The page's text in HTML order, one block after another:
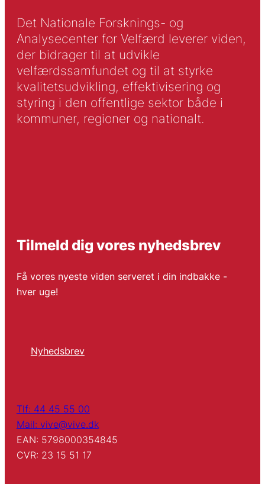
Det Nationale Forsknings- og
Analysecenter for Velfærd leverer viden,
der bidrager til at udvikle
velfærdssamfundet og til at styrke
kvalitetsudvikling, effektivisering og
styring i den offentlige sektor både i
kommuner, regioner og nationalt.
Tilmeld dig vores nyhedsbrev
Få vores nyeste viden serveret i din indbakke -
hver uge!
Nyhedsbrev
Tlf: 44 45 55 00
Mail: vive@vive.dk
EAN: 5798000354845
CVR: 23 15 51 17